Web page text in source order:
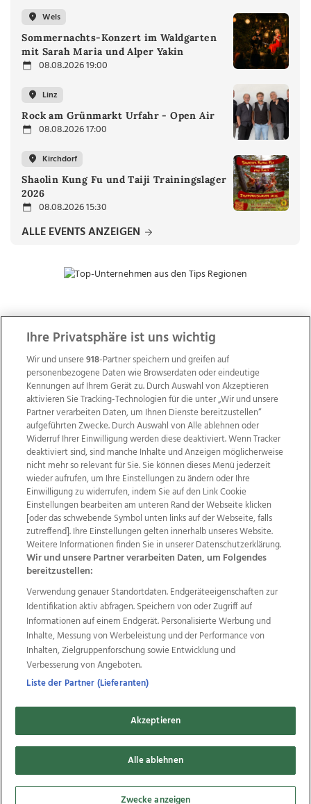
Wels
Sommernachts-Konzert im Waldgarten
mit Sarah Maria und Alper Yakin
08.08.2026 19:00
Linz
Rock am Grünmarkt Urfahr - Open Air
08.08.2026 17:00
Kirchdorf
Shaolin Kung Fu und Taiji Trainingslager
2026
08.08.2026 15:30
ALLE EVENTS ANZEIGEN
ZUR NACHRICHTENÜBERSICHT
Wir über uns Mediadaten Kontakt
Jobs
Datenschutz
Impressum
AGB Anzeigekunden
AGB Website
Ehrenkodex Politische Werbung
Weitere Angebote des Medienhauses Wimmer
TV1 di-mog-i.at OÖNow
Ischler Woche
Life Radio
OÖNachrichten
OÖN Immobilien
OÖN Karriere
OÖN Reise
Promenaden Galerien
Regionaljobs
wasistlos.at
Copyrights © 2026 Tips Zeitungs GmbH & Co KG
developed by11x11.net
Cookie Einstellungen bearbeiten
Ihre Privatsphäre ist uns wichtig
Wir und unsere918-Partner speichern und greifen auf
personenbezogene Daten wie Browserdaten oder eindeutige
Kennungen auf Ihrem Gerät zu. Durch Auswahl von Akzeptieren
aktivieren Sie Tracking-Technologien für die unter „Wir und unsere
Partner verarbeiten Daten, um Ihnen Dienste bereitzustellen“
aufgeführten Zwecke. Durch Auswahl von Alle ablehnen oder
Widerruf Ihrer Einwilligung werden diese deaktiviert. Wenn Tracker
deaktiviert sind, sind manche Inhalte und Anzeigen möglicherweise
nicht mehr so relevant für Sie. Sie können dieses Menü jederzeit
wieder aufrufen, um Ihre Einstellungen zu ändern oder Ihre
Einwilligung zu widerrufen, indem Sie auf den Link Cookie
Einstellungen bearbeiten am unteren Rand der Webseite klicken
[oder das schwebende Symbol unten links auf der Webseite, falls
zutreffend]. Ihre Einstellungen gelten innerhalb unseres Website.
Weitere Informationen finden Sie in unserer Datenschutzerklärung.
Wir und unsere Partner verarbeiten Daten, um Folgendes
bereitzustellen:
Verwendung genauer Standortdaten. Endgeräteeigenschaften zur
Identifikation aktiv abfragen. Speichern von oder Zugriff auf
Informationen auf einem Endgerät. Personalisierte Werbung und
Inhalte, Messung von Werbeleistung und der Performance von
Inhalten, Zielgruppenforschung sowie Entwicklung und
Verbesserung von Angeboten.
Liste der Partner (Lieferanten)
Akzeptieren
Alle ablehnen
Zwecke anzeigen